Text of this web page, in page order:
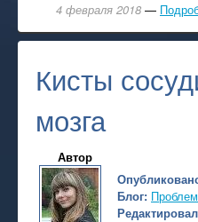
4 февраля 2018 —
Кисты
мозга
Автор
Блог: